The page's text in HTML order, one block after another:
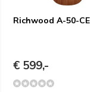
Richwood A-50-CE
€ 599,-